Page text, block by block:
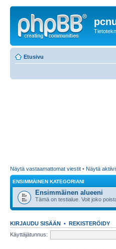
Etusivu
Näytä vastaamattomat viestit • Näytä
ENSIMMÄINEN KATEGORIANI
Ensimmäinen alueeni
Tämä on testialue. Voit joko
KIRJAUDU SISÄÄN • REKISTERÖIDY
Käyttäjätunnus: